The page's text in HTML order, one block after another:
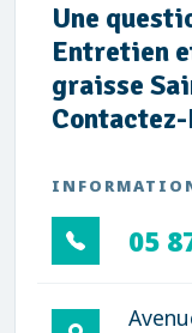
Une
Entretien
graisse
05